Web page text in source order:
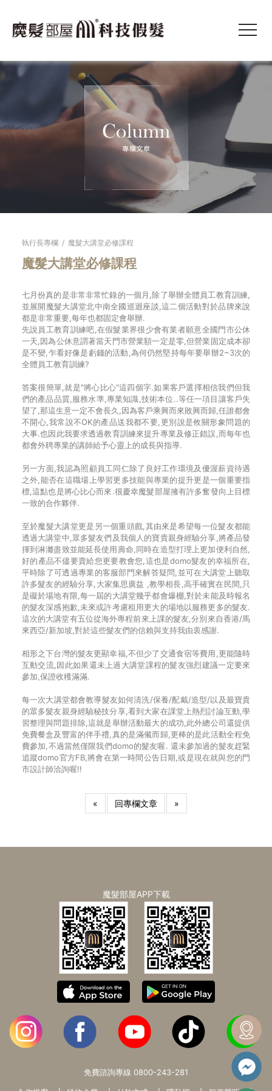
執行長專欄 / 魔髮大講堂必修課程
魔髮大講堂必修課程
七月份真的是非常非常忙錄的一個月,除了舉辦全體員工教育訓練,
並展開魔髮大講堂北中南全國巡迴座談,這二個活動對於品牌來說
都是非常重要,每年也都固定會舉辦.
先說員工教育訓練吧,在假髮業界很少會有業者願意全國門市公休
一天,因為公休意謂著當天門市營業額一定是零,但營業固定成本卻
是不變,乍看好像是虧錢的活動,為何仍然堅持每年要舉辦2~3次的
全體員工教育訓練?
答案很簡單,就是"將心比心"這四個字.如果客戶選擇相信我們但我
們的產品品質,服務水準,專業知識,技術本位..等任一項目讓客戶失
望了,那這生意一定不會長久,因為客戶乘興而來敗興而歸,任誰都會
不開心,我常說不OK的產品送我都不要,更別說是攸關形象問題的
大事.也因此我要求透過教育訓練來提升專業及修正錯誤,而每年也
都會外聘專業的講師給予心靈上的成長與指導.
另一方面,我認為照顧員工同仁除了良好工作環境及優渥薪資待遇
之外,能否在這職場上學習更多技能與專業的提升更是一個重要指
標,這點也是將心比心而來.很慶幸魔髮部屋擁有許多奮發向上目標
一致的合作夥伴.
至於魔髮大講堂更是另一個重頭戲,其由來是希望每一位髮友都能
透過大講堂中,眾多髮友們及我個人的寶貴親身經驗分享,將產品發
揮到淋灕盡致並能延長使用壽命,同時在造型打理上更加便利自然,
好的產品不儘要賣給您更要教會您,這也是domo髮友的幸福所在,
平時除了可透過專業的客服部門來解答疑問,並可在大講堂上聽取
許多髮友的經驗分享,大家集思廣益 ,教學相長,高手確實在民間,只
是礙於場地有限,每一屆的大講堂幾乎都會爆棚,對於未能及時報名
的髮友深感抱歉,未來或許考慮租用更大的場地以服務更多的髮友.
這次的大講堂有五位從海外專程前來上課的髮友,分別來自香港/馬
來西亞/新加坡,對於這些髮友們的信賴與支持我由衷感謝.
相形之下台灣的髮友更顯幸福,不但少了交通食宿等費用,更能隨時
互動交流,因此如果還未上過大講堂課程的髮友強烈建議一定要來
參加,保證收穫滿滿.
每一次大講堂都會教導髮友如何清洗/保養/配戴/造型/以及最寶貴
的眾多髮友親身經驗秘技分享,看到大家在課堂上熱烈討論互動,學
習整理與問題排除,這就是舉辦活動最大的成功,此外總公司還提供
免費餐盒及豐富的伴手禮,真的是滿儎而歸,更棒的是此活動全程免
費參加,不過當然僅限我們domo的髮友喔. 還未參加過的髮友趕緊
追蹤domo官方FB,將會在第一時間公告日期,或是現在就與您的門
市設計師洽詢喔!!
« 回專欄文章 »
魔髮部屋APP下載
免費諮詢專線 0800-243-281